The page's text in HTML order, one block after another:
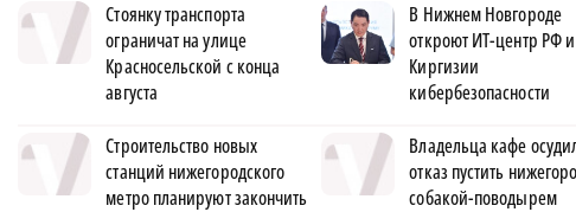
Стоянку транспорта
ограничат на улице
Красносельской с конца
августа
В Нижнем Новгороде
откроют ИТ-центр РФ и
Киргизии
кибербезопасности
Строительство новых
станций нижегородского
метро планируют закончить
Владельца кафе
отказ пустить
собакой-поводырем